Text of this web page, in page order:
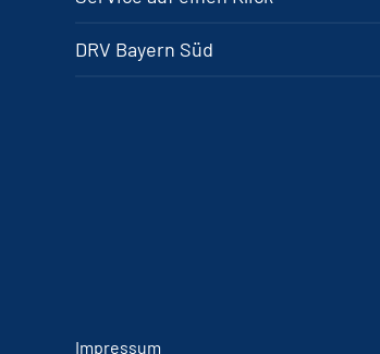
DRV Bayern Süd
Impressum